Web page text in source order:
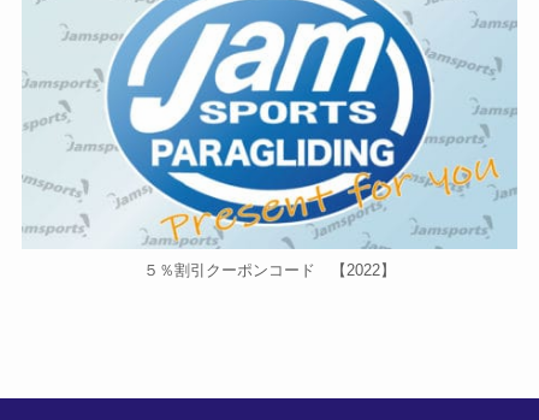
５％割引クーポンコード 【2022】